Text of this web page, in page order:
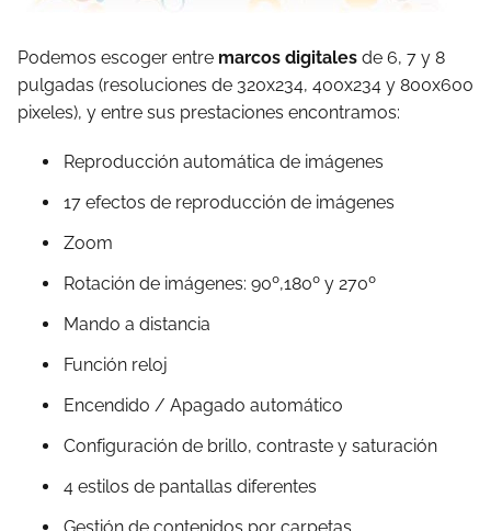
Podemos escoger entre marcos digitales de 6, 7 y 8
pulgadas (resoluciones de 320x234, 400x234 y 800x600
pixeles), y entre sus prestaciones encontramos:
Reproducción automática de imágenes
17 efectos de reproducción de imágenes
Zoom
Rotación de imágenes: 90º,180º y 270º
Mando a distancia
Función reloj
Encendido / Apagado automático
Configuración de brillo, contraste y saturación
4 estilos de pantallas diferentes